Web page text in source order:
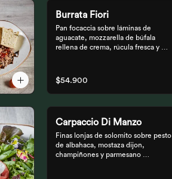
Burrata Fiori
Pan focaccia sobre láminas de
aguacate, mozzarella de búfala
rellena de crema, rúcula fresca y
$54.900
Carpaccio Di Manzo
Finas lonjas de solomito sobre pesto
de albahaca, mostaza dijon,
champiñones y parmesano